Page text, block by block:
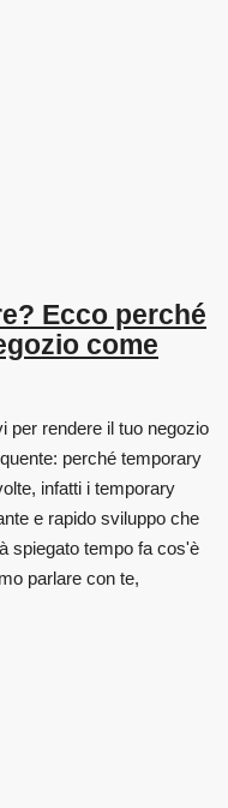
Ecco perché
come
per rendere il tuo negozio
perché temporary
infatti i temporary
e rapido sviluppo che
spiegato tempo fa cos'è
parlare con te,